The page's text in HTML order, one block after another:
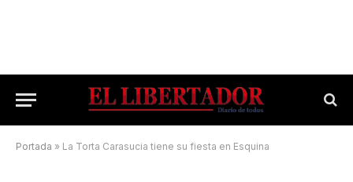
Portada » La Torta Carasucia tiene su fiesta en Esquina